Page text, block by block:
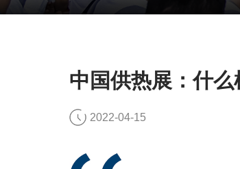
中国供热展：什
2022-04-15